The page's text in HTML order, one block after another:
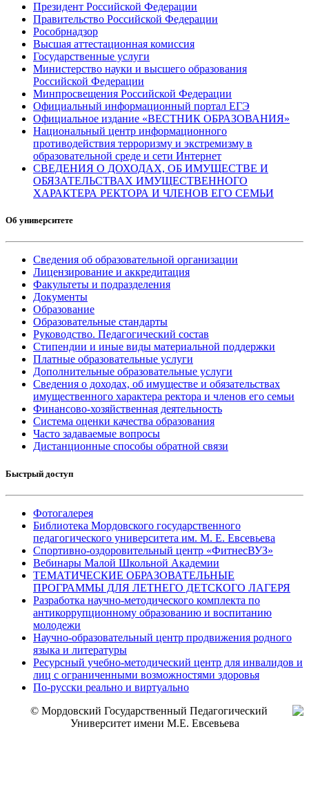
Президент Российской Федерации
Правительство Российской Федерации
Рособрнадзор
Высшая аттестационная комиссия
Государственные услуги
Министерство науки и высшего образования
Российской Федерации
Минпросвещения Российской Федерации
Официальный информационный портал ЕГЭ
Официальное издание «ВЕСТНИК ОБРАЗОВАНИЯ»
Национальный центр информационного
противодействия терроризму и экстремизму в
образовательной среде и сети Интернет
СВЕДЕНИЯ О ДОХОДАХ, ОБ ИМУЩЕСТВЕ И
ОБЯЗАТЕЛЬСТВАХ ИМУЩЕСТВЕННОГО
ХАРАКТЕРА РЕКТОРА И ЧЛЕНОВ ЕГО СЕМЬИ
Об университете
Сведения об образовательной организации
Лицензирование и аккредитация
Факультеты и подразделения
Документы
Образование
Образовательные стандарты
Руководство. Педагогический состав
Стипендии и иные виды материальной поддержки
Платные образовательные услуги
Дополнительные образовательные услуги
Сведения о доходах, об имуществе и обязательствах
имущественного характера ректора и членов его семьи
Финансово-хозяйственная деятельность
Система оценки качества образования
Часто задаваемые вопросы
Дистанционные способы обратной связи
Быстрый доступ
Фотогалерея
Библиотека Мордовского государственного
педагогического университета им. М. Е. Евсевьева
Спортивно-оздоровительный центр «ФитнесВУЗ»
Вебинары Малой Школьной Академии
ТЕМАТИЧЕСКИЕ ОБРАЗОВАТЕЛЬНЫЕ
ПРОГРАММЫ ДЛЯ ЛЕТНЕГО ДЕТСКОГО ЛАГЕРЯ
Разработка научно-методического комплекта по
антикоррупционному образованию и воспитанию
молодежи
Научно-образовательный центр продвижения родного
языка и литературы
Ресурсный учебно-методический центр для инвалидов и
лиц с ограниченными возможностями здоровья
По-русски реально и виртуально
© Мордовский Государственный Педагогический
Университет имени М.Е. Евсевьева